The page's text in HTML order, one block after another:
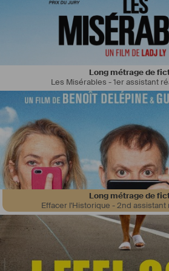
Long métrage de
Les Misérables - 1er assistant
Long métrage de
Effacer l'Historique - 2nd assistant